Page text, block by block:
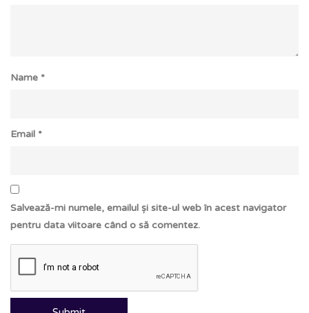
Name *
Email *
Salvează-mi numele, emailul și site-ul web în acest navigator
pentru data viitoare când o să comentez.